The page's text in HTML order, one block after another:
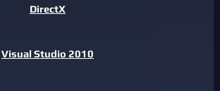
DirectX
Visual Studio 2010